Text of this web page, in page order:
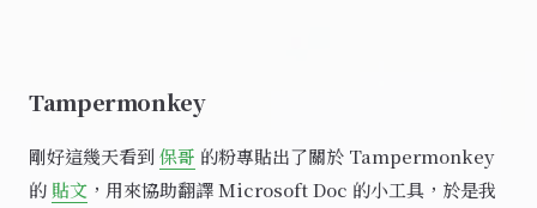
Tampermonkey
剛好這幾天看到保哥 的粉專貼出了關於 Tampermonkey
的 貼文 ，用來協助翻譯 Microsoft Doc 的小工具，於是我